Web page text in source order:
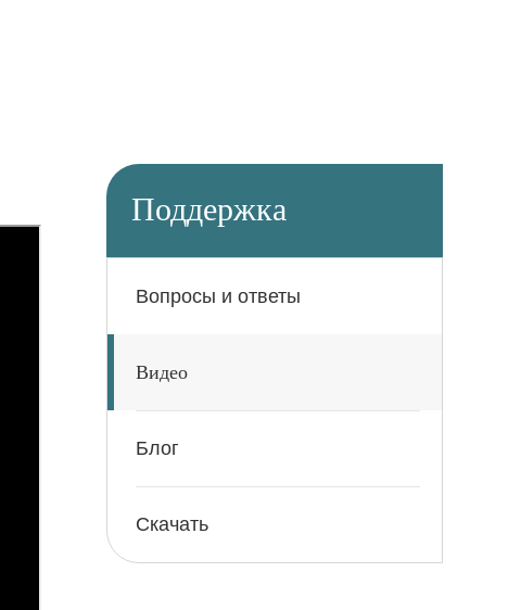
Поддержка
Вопросы и ответы
Видео
Блог
Скачать